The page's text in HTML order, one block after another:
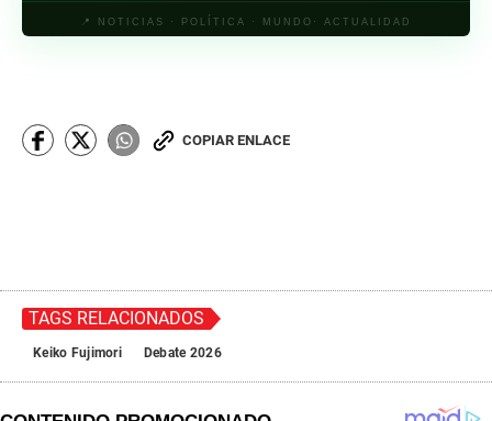
📍 NOTICIAS · POLÍTICA · MUNDO· ACTUALIDAD
COPIAR ENLACE
TAGS RELACIONADOS
Keiko Fujimori Debate 2026